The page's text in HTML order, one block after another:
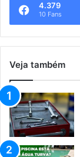
4.379
10 Fans
Veja também